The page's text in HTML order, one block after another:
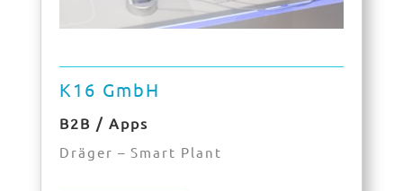
K16 GmbH
B2B / Apps
Dräger – Smart Plant